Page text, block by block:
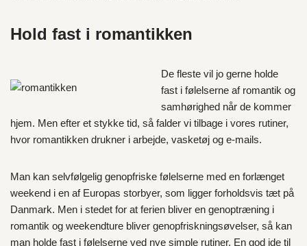
Hold fast i romantikken
De fleste vil jo gerne holde
fast i følelserne af romantik og
samhørighed når de kommer
hjem. Men efter et stykke tid, så falder vi tilbage i vores rutiner,
hvor romantikken drukner i arbejde, vasketøj og e-mails.
Man kan selvfølgelig genopfriske følelserne med en forlænget
weekend i en af Europas storbyer, som ligger forholdsvis tæt på
Danmark. Men i stedet for at ferien bliver en genoptræning i
romantik og weekendture bliver genopfriskningsøvelser, så kan
man holde fast i følelserne ved nye simple rutiner. En god ide til